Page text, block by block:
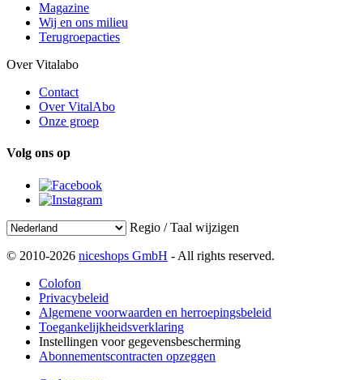
Magazine
Wij en ons milieu
Terugroepacties
Over Vitalabo
Contact
Over VitalAbo
Onze groep
Volg ons op
Regio / Taal wijzigen
© 2010-2026 niceshops GmbH - All rights reserved.
Colofon
Privacybeleid
Algemene voorwaarden en herroepingsbeleid
Toegankelijkheidsverklaring
Instellingen voor gegevensbescherming
Abonnementscontracten opzeggen